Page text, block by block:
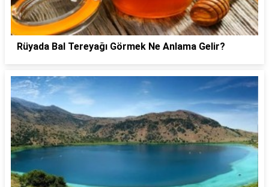
Rüyada Bal Tereyağı Görmek Ne Anlama Gelir?